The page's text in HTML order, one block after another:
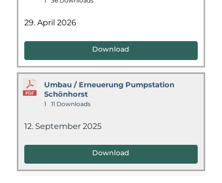
29. April 2026
Download
Umbau / Erneuerung Pumpstation
Schönhorst
1 11 Downloads
12. September 2025
Download